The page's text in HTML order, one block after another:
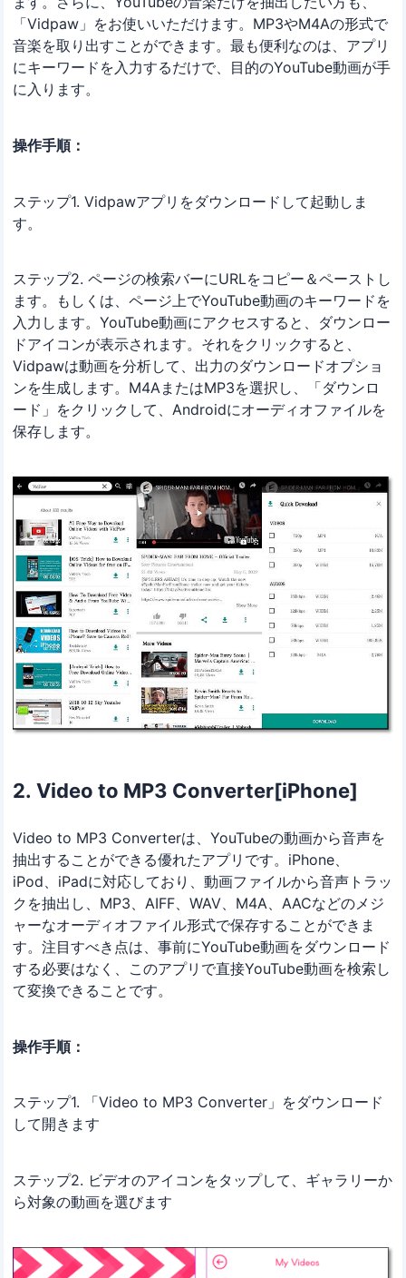
「Vidpaw」をお使いいただけます。MP3やM4Aの形式で
音楽を取り出すことができます。最も便利なのは、アプリ
にキーワードを入力するだけで、目的のYouTube動画が手
に入ります。
操作手順：
ステップ1. Vidpawアプリをダウンロードして起動しま
す。
ステップ2. ページの検索バーにURLをコピー＆ペーストし
ます。もしくは、ページ上でYouTube動画のキーワードを
入力します。YouTube動画にアクセスすると、ダウンロー
ドアイコンが表示されます。それをクリックすると、
Vidpawは動画を分析して、出力のダウンロードオプショ
ンを生成します。M4AまたはMP3を選択し、「ダウンロ
ード」をクリックして、Androidにオーディオファイルを
保存します。
2. Video to MP3 Converter[iPhone]
Video to MP3 Converterは、YouTubeの動画から音声を
抽出することができる優れたアプリです。iPhone、
iPod、iPadに対応しており、動画ファイルから音声トラッ
クを抽出し、MP3、AIFF、WAV、M4A、AACなどのメジ
ャーなオーディオファイル形式で保存することができま
す。注目すべき点は、事前にYouTube動画をダウンロード
する必要はなく、このアプリで直接YouTube動画を検索し
て変換できることです。
操作手順：
ステップ1. 「Video to MP3 Converter」をダウンロード
して開きます
ステップ2. ビデオのアイコンをタップして、ギャラリーか
ら対象の動画を選びます